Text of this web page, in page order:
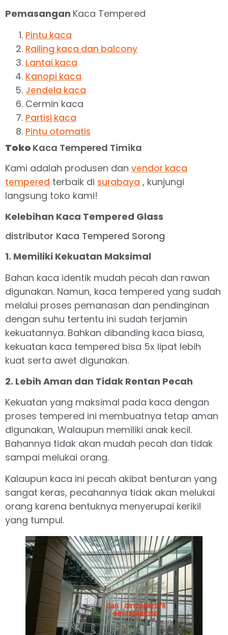
Pemasangan Kaca Tempered
Pintu kaca
Railing kaca dan balcony
Lantai kaca
Kanopi kaca
Jendela kaca
Cermin kaca
Partisi kaca
Pintu otomatis
Toko Kaca Tempered Timika
Kami adalah produsen dan vendor kaca
tempered terbaik di surabaya , kunjungi
langsung toko kami!
Kelebihan Kaca Tempered Glass
distributor Kaca Tempered Sorong
1. Memiliki Kekuatan Maksimal
Bahan kaca identik mudah pecah dan rawan
digunakan. Namun, kaca tempered yang sudah
melalui proses pemanasan dan pendinginan
dengan suhu tertentu ini sudah terjamin
kekuatannya. Bahkan dibanding kaca biasa,
kekuatan kaca tempered bisa 5x lipat lebih
kuat serta awet digunakan.
2. Lebih Aman dan Tidak Rentan Pecah
Kekuatan yang maksimal pada kaca dengan
proses tempered ini membuatnya tetap aman
digunakan, Walaupun memiliki anak kecil.
Bahannya tidak akan mudah pecah dan tidak
sampai melukai orang.
Kalaupun kaca ini pecah akibat benturan yang
sangat keras, pecahannya tidak akan melukai
orang karena bentuknya menyerupai kerikil
yang tumpul.